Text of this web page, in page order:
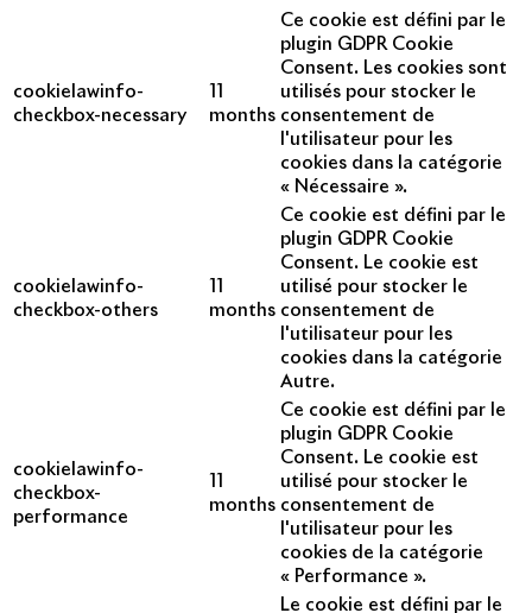
cookielawinfo-
checkbox-necessary
months
Ce cookie est défini par le
plugin GDPR Cookie
Consent. Les cookies sont
utilisés pour stocker le
consentement de
l'utilisateur pour les
cookies dans la catégorie
« Nécessaire ».
cookielawinfo-
checkbox-others
months
Ce cookie est défini par le
plugin GDPR Cookie
Consent. Le cookie est
utilisé pour stocker le
consentement de
l'utilisateur pour les
cookies dans la catégorie
Autre.
cookielawinfo-
checkbox-
performance
months
Ce cookie est défini par le
plugin GDPR Cookie
Consent. Le cookie est
utilisé pour stocker le
consentement de
l'utilisateur pour les
cookies de la catégorie
« Performance ».
Le cookie est défini par le